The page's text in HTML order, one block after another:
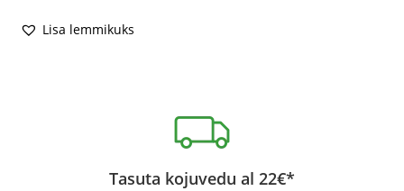
Lisa lemmikuks
Tasuta kojuvedu al 22€*